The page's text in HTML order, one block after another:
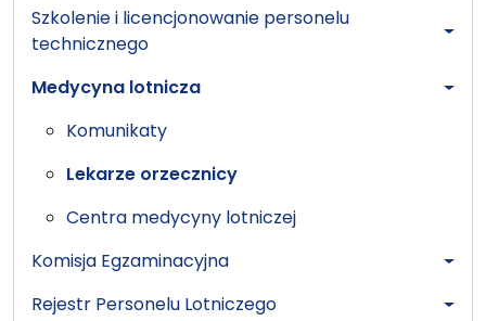
Szkolenie i licencjonowanie personelu
technicznego
Medycyna lotnicza
Komunikaty
Lekarze orzecznicy
Centra medycyny lotniczej
Komisja Egzaminacyjna
Rejestr Personelu Lotniczego